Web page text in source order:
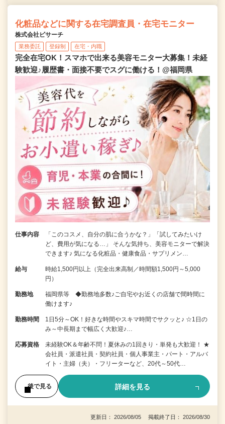
化粧品などに関する在宅調査員・在宅モニター
株式会社ビサーチ
業務委託 登録制 在宅・内職
完全在宅OK！スマホで出来る美容モニター大募集！未経
験歓迎♪履歴書・面接不要でスグに働ける！@福岡県
仕事内容
「このコスメ、自分の肌に合うかな？」「試してみたいけ
ど、費用が気になる…」 そんな気持ち、美容モニターで解決
できます♪ 気になる化粧品・健康食品・サプリメン…
給与
時給1,500円以上（完全出来高制／時間額1,500円～5,000
円）
勤務地
福岡県等 ◆勤務地多数♪ご自宅やお近くの店舗で間時間に
働けます♪
勤務時間
1日5分～OK！好きな時間やスキマ時間でサクッと♪ ☆1日の
み～中長期まで幅広く大歓迎♪…
応募資格
未経験OK＆年齢不問！夏休みの1回きり・単発も大歓迎！ ★
会社員・派遣社員・契約社員・個人事業主・パート・アルバ
イト・主婦（夫）・フリーターなど、20代～50代…
後で見る 詳細を見る
更新日： 2026/08/05 掲載終了日： 2026/08/30